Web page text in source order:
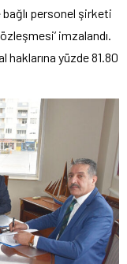
bağlı personel şirketi
imzalandı.
yüzde 81.80